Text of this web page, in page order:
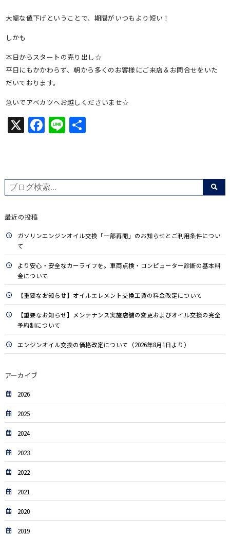
大幅な値下げということで、期間がいつもより短い！
しかも
本日からスタートの売り出し☆
平日にもかかわらず、朝から多くのお客様にご来店＆お問合せをいた
だいております。
急いでアベカツへお越しくださいませ☆
X Facebook
Line共
最近の投稿
ガソリンエンジンオイル交換「一部再開」のお知らせとご利用条件につい
て
より安心・安全なカーライフを。車両点検・コンピューター診断の基本料
金について
【重要なお知らせ】オイルエレメント交換工賃の料金改定について
【重要なお知らせ】メンテナンス実施店舗の変更およびオイル交換の完全
予約制について
エンジンオイル交換の価格改定について（2026年8月1日より）
アーカイブ
2026
2025
2024
2023
2022
2021
2020
2019